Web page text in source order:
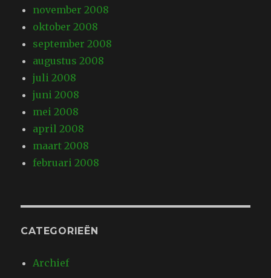
november 2008
oktober 2008
september 2008
augustus 2008
juli 2008
juni 2008
mei 2008
april 2008
maart 2008
februari 2008
CATEGORIEËN
Archief